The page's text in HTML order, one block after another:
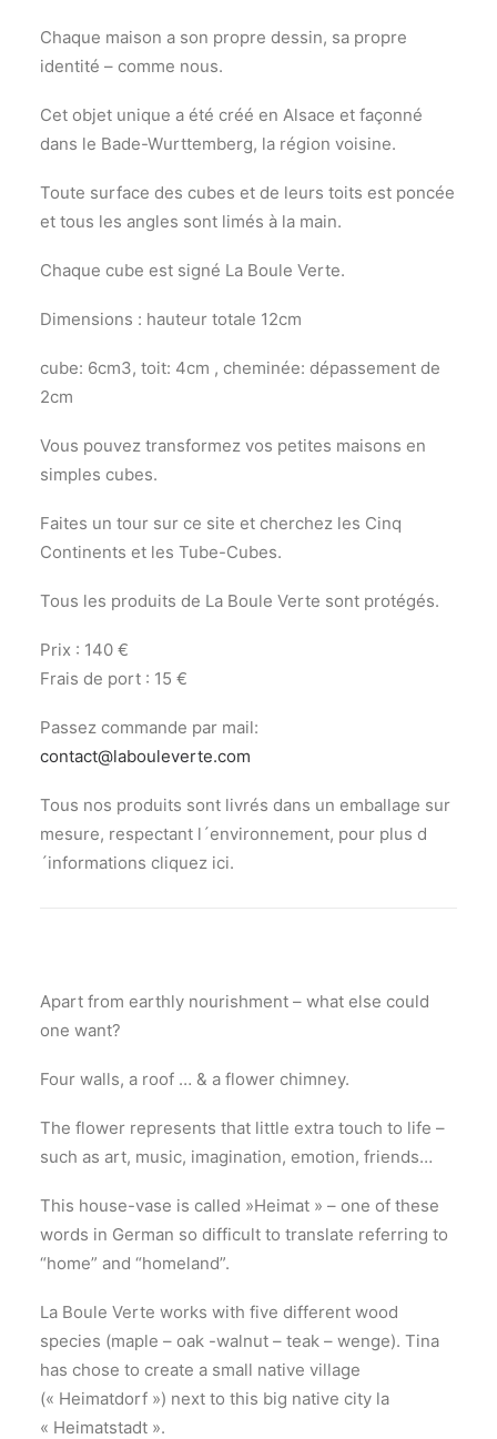
Chaque maison a son propre dessin, sa propre
identité – comme nous.
Cet objet unique a été créé en Alsace et façonné
dans le Bade-Wurttemberg, la région voisine.
Toute surface des cubes et de leurs toits est poncée
et tous les angles sont limés à la main.
Chaque cube est signé La Boule Verte.
Dimensions : hauteur totale 12cm
cube: 6cm3, toit: 4cm , cheminée: dépassement de
2cm
Vous pouvez transformez vos petites maisons en
simples cubes.
Faites un tour sur ce site et cherchez les Cinq
Continents et les Tube-Cubes.
Tous les produits de La Boule Verte sont protégés.
Prix : 140 €
Frais de port : 15 €
Passez commande par mail:
contact@labouleverte.com
Tous nos produits sont livrés dans un emballage sur
mesure, respectant l´environnement, pour plus d
´informations cliquez ici.
Apart from earthly nourishment – what else could
one want?
Four walls, a roof … & a flower chimney.
The flower represents that little extra touch to life –
such as art, music, imagination, emotion, friends…
This house-vase is called »Heimat » – one of these
words in German so difficult to translate referring to
“home” and “homeland”.
La Boule Verte works with five different wood
species (maple – oak -walnut – teak – wenge). Tina
has chose to create a small native village
(« Heimatdorf ») next to this big native city la
« Heimatstadt ».